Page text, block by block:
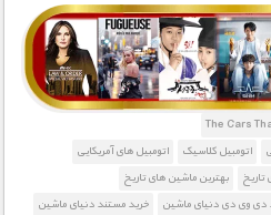
اتومبیل کلاسیک
اتومبیل های آمریکایی
تاریخ
بهترین ماشین های تاریخ
دی وی دی دنیای ماشین
خرید مستند دنیای ماشین